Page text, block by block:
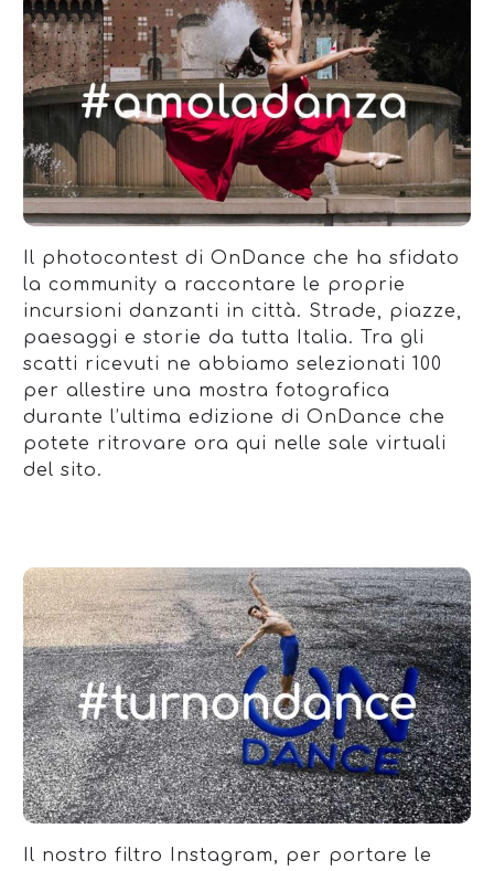
Il photocontest di OnDance che ha sfidato
la community a raccontare le proprie
incursioni danzanti in città. Strade, piazze,
paesaggi e storie da tutta Italia. Tra gli
scatti ricevuti ne abbiamo selezionati 100
per allestire una mostra fotografica
durante l’ultima edizione di OnDance che
potete ritrovare ora qui nelle sale virtuali
del sito.
Il nostro filtro Instagram, per portare le